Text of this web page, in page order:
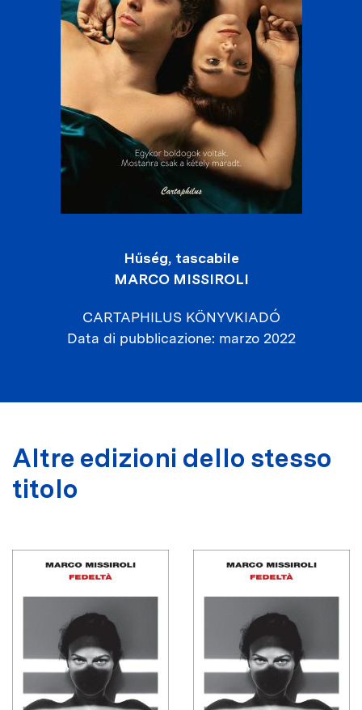
Hűség, tascabile
MARCO MISSIROLI
CARTAPHILUS KÖNYVKIADÓ
Data di pubblicazione marzo 2022
Altre edizioni dello stesso
titolo